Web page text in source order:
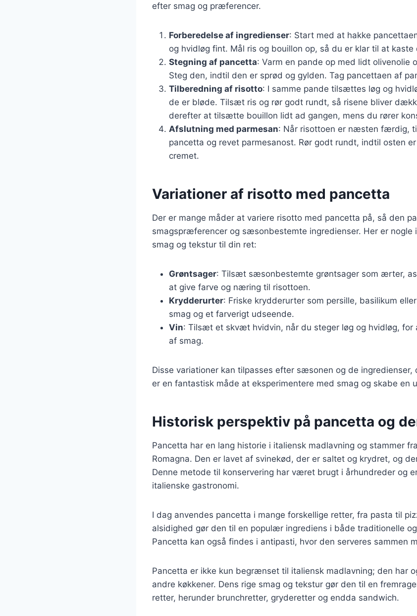
efter smag og præferencer.
Forberedelse af ingredienser: Start med at hakke
og hvidløg fint. Mål ris og bouillon op, så du er klar til at
Stegning af pancetta: Varm en pande op med lidt olivenolie
Steg den, indtil den er sprød og gylden. Tag pancettaen af
Tilberedning af risotto: I samme pande tilsættes løg og
de er bløde. Tilsæt ris og rør godt rundt, så risene bliver
derefter at tilsætte bouillon lidt ad gangen, mens du rører
Afslutning med parmesan: Når risottoen er næsten færdig,
pancetta og revet parmesanost. Rør godt rundt, indtil osten
cremet.
Variationer af risotto med pancetta
Der er mange måder at variere risotto med pancetta på, så den
smagspræferencer og sæsonbestemte ingredienser. Her er nogle
smag og tekstur til din ret:
Grøntsager: Tilsæt sæsonbestemte grøntsager som ærter,
at give farve og næring til risottoen.
Krydderurter: Friske krydderurter som persille, basilikum
smag og et farverigt udseende.
Vin: Tilsæt et skvæt hvidvin, når du steger løg og hvidløg, for
af smag.
Disse variationer kan tilpasses efter sæsonen og de ingredienser,
er en fantastisk måde at eksperimentere med smag og skabe en
Historisk perspektiv på pancetta og
Pancetta har en lang historie i italiensk madlavning og stammer
Romagna. Den er lavet af svinekød, der er saltet og krydret, og
Denne metode til konservering har været brugt i århundreder og
italienske gastronomi.
I dag anvendes pancetta i mange forskellige retter, fra pasta til
alsidighed gør den til en populær ingrediens i både traditionelle
Pancetta kan også findes i antipasti, hvor den serveres sammen
Pancetta er ikke kun begrænset til italiensk madlavning; den har
andre køkkener. Dens rige smag og tekstur gør den til en
retter, herunder brunchretter, gryderetter og endda sandwich.